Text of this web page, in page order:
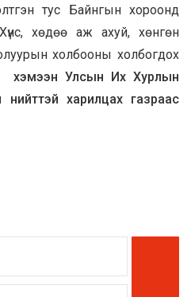
тус Байнгын хороонд
хөдөө аж ахуй, хөнгөн
холбооны холбогдох
хэмээн Улсын Их Хурлын
харилцах газраас